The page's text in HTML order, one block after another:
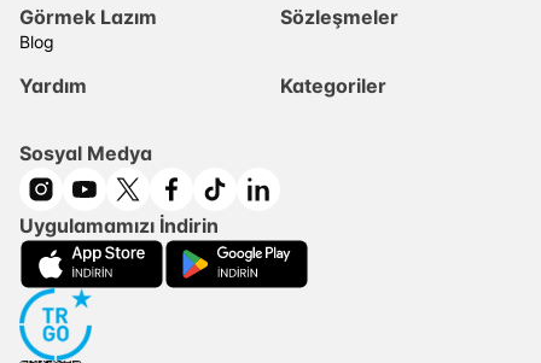
Görmek Lazım
Blog
Sözleşmeler
Yardım Kategoriler
Sosyal Medya
Uygulamamızı İndirin